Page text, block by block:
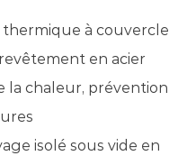
thermique à couvercle
en acier
la chaleur, prévention
isolé sous vide en